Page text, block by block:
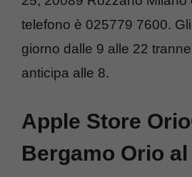
telefono è 025779 7600.
giorno dalle 9 alle 22
anticipa alle 8.
Apple Store
Bergamo Orio